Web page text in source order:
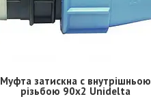
Муфта затискна c внутрішньою
різьбою 90х2 Unidelta